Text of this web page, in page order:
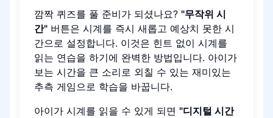
깜짝 퀴즈를 풀 준비가 되셨나요? "무작위 시
간" 버튼은 시계를 즉시 새롭고 예상치 못한 시
간으로 설정합니다. 이것은 힌트 없이 시계를
읽는 연습을 하기에 완벽한 방법입니다. 아이가
보는 시간을 큰 소리로 외칠 수 있는 재미있는
추측 게임으로 학습을 바꿉니다.
아이가 시계를 읽을 수 있게 되면 "디지털 시간